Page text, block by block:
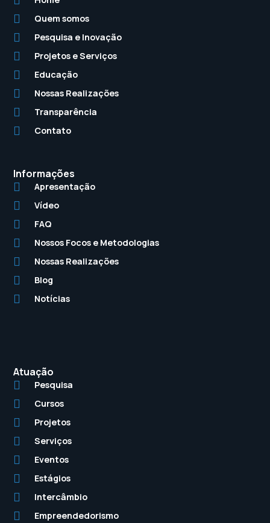
Quem somos
Pesquisa e Inovação
Projetos e Serviços
Educação
Nossas Realizações
Transparência
Contato
Informações
Apresentação
Vídeo
FAQ
Nossos Focos e Metodologias
Nossas Realizações
Blog
Notícias
Atuação
Pesquisa
Cursos
Projetos
Serviços
Eventos
Estágios
Intercâmbio
Empreendedorismo